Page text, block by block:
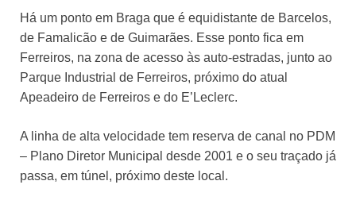
Há um ponto em Braga que é equidistante de Barcelos,
de Famalicão e de Guimarães. Esse ponto fica em
Ferreiros, na zona de acesso às auto-estradas, junto ao
Parque Industrial de Ferreiros, próximo do atual
Apeadeiro de Ferreiros e do E’Leclerc.
A linha de alta velocidade tem reserva de canal no PDM
– Plano Diretor Municipal desde 2001 e o seu traçado já
passa, em túnel, próximo deste local.